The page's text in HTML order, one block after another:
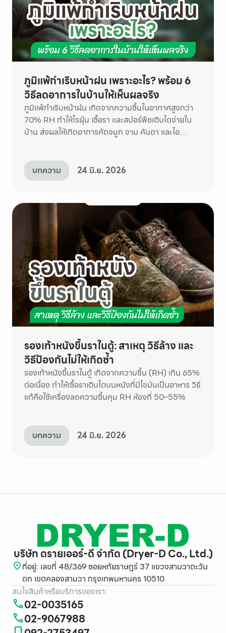
ภูมิแพ้กำเริบหน้าฝน เพราะอะไร? พร้อม 6
วิธีลดอาการในบ้านให้เห็นผลจริง
ภูมิแพ้กำเริบหน้าฝน เกิดจากความชื้นในอากาศสูงกว่า
70% RH ทำให้ไรฝุ่น เชื้อรา และสปอร์พืชเติบโตง่ายใน
บ้าน ส่งผลให้เกิดอาการคัดจมูก จาม คันตา และไอ
บทความ 24 มิ.ย. 2026
รองเท้าหนังขึ้นราในตู้: สาเหตุ วิธีล้าง และ
วิธีป้องกันไม่ให้เกิดซ้ำ
รองเท้าหนังขึ้นราในตู้ เกิดจากความชื้น (RH) เกิน 65%
ต่อเนื่อง ทำให้เชื้อราเติบโตบนหนังที่มีไขมันเป็นอาหาร วิธี
แก้คือใช้เครื่องลดความชื้นคุม RH ห้องที่ 50–55%
บทความ 24 มิ.ย. 2026
บริษัท ดรายเออร์-ดี จำกัด (Dryer-D Co., Ltd.)
ที่อยู่: เลขที่ 48/369 ซอยหทัยราษฎร์ 37 แขวงสามวาตะวัน
ตก เขตคลองสามวา กรุงเทพมหานคร 10510
สนใจสินค้าหรือบริการของเรา:
02-0035165
02-9067988